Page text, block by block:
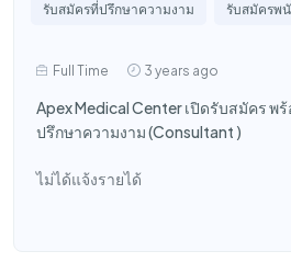
รับสมัครที่ปรึกษาความงาม รับสมัครพ
Full Time 3 years ago
Apex Medical Center เปิดรับสมัคร
ปรึกษาความงาม (Consultant )
ไม่ได้แจ้งรายได้